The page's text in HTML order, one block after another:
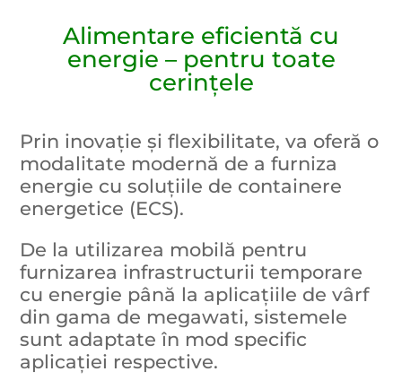
Alimentare eficientă cu
energie – pentru toate
cerințele
Prin inovație și flexibilitate, va oferă o
modalitate modernă de a furniza
energie cu soluțiile de containere
energetice (ECS).
De la utilizarea mobilă pentru
furnizarea infrastructurii temporare
cu energie până la aplicațiile de vârf
din gama de megawati, sistemele
sunt adaptate în mod specific
aplicației respective.